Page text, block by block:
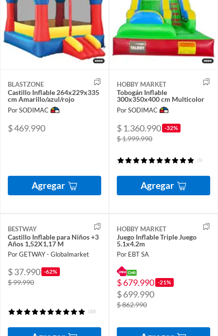
BLASTZONE
Castillo Inflable 264x229x335
cm Amarillo/azul/rojo
Por SODIMAC
$ 469.990
Agregar
HOBBY MARKET
Tobogán Inflable
300x350x400 cm Multicolor
Por SODIMAC
$ 1.360.990 -32%
$ 1.999.990
(1)
Agregar
BESTWAY
Castillo Inflable para Niños +3
Años 1,52X1,17 M
Por GETWAY - Globalmarket
$ 37.990 -62%
$ 99.990
(10)
HOBBY MARKET
Juego Inflable Triple Juego
5.1x4.2m
Por EBT SA
$ 679.990 -21%
$ 699.990
$ 862.990